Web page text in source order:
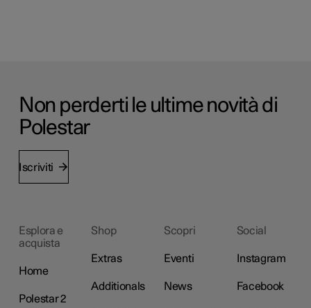
Non perderti le ultime novità di
Polestar
Iscriviti
Esplora e
acquista
Home
Polestar 2
Shop
Extras
Additionals
Scopri
Eventi
News
Social
Instagram
Facebook